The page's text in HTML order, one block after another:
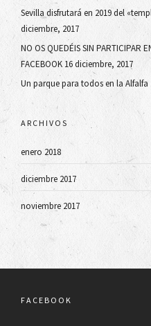
Sevilla disfrutará en 2019 del
diciembre, 2017
NO OS QUEDÉIS SIN PARTICIPAR
FACEBOOK 16 diciembre, 2017
Un parque para todos en la Alfalfa
ARCHIVOS
enero 2018
diciembre 2017
noviembre 2017
FACEBOOK